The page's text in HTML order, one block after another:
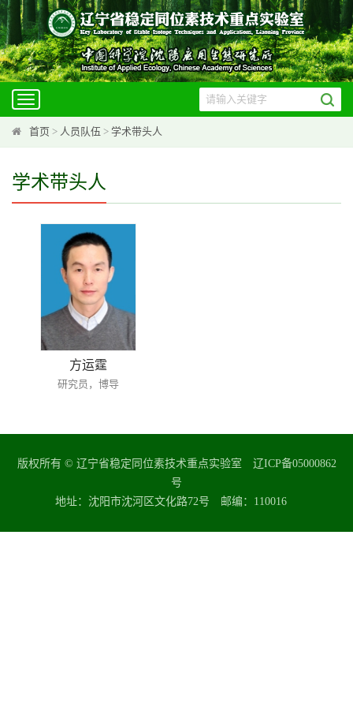
Toggle
navigation
首页 > 人员队伍 > 学术带头人
学术带头人
方运霆
研究员，博导
版权所有 © 辽宁省稳定同位素技术重点实验室 辽ICP备05000862
号
地址：沈阳市沈河区文化路72号 邮编：110016